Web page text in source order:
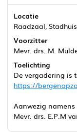
Locatie
Raadzaal,
Voorzitter
Mevr. drs. M.
Toelichting
De vergadering is
https://
Aanwezig
Mevr. drs. E.P.M